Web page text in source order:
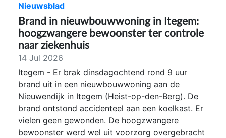
Nieuwsblad
Brand in nieuwbouwwoning in Itegem:
hoogzwangere bewoonster ter controle
naar ziekenhuis
14 Jul 2026
Itegem - Er brak dinsdagochtend rond 9 uur
brand uit in een nieuwbouwwoning aan de
Nieuwendijk in Itegem (Heist-op-den-Berg). De
brand ontstond accidenteel aan een koelkast. Er
vielen geen gewonden. De hoogzwangere
bewoonster werd wel uit voorzorg overgebracht